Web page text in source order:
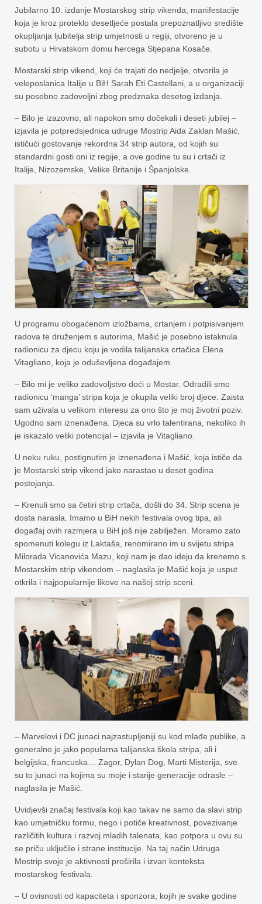
Jubilarno 10. izdanje Mostarskog strip vikenda, manifestacije
koja je kroz proteklo desetljeće postala prepoznatljivo središte
okupljanja ljubitelja strip umjetnosti u regiji, otvoreno je u
subotu u Hrvatskom domu hercega Stjepana Kosače.
Mostarski strip vikend, koji će trajati do nedjelje, otvorila je
veleposlanica Italije u BiH Sarah Eti Castellani, a u organizaciji
su posebno zadovoljni zbog predznaka desetog izdanja.
– Bilo je izazovno, ali napokon smo dočekali i deseti jubilej –
izjavila je potpredsjednica udruge Mostrip Aida Zaklan Mašić,
ističući gostovanje rekordna 34 strip autora, od kojih su
standardni gosti oni iz regije, a ove godine tu su i crtači iz
Italije, Nizozemske, Velike Britanije i Španjolske.
U programu obogaćenom izložbama, crtanjem i potpisivanjem
radova te druženjem s autorima, Mašić je posebno istaknula
radionicu za djecu koju je vodila talijanska crtačica Elena
Vitagliano, koja je oduševljena događajem.
– Bilo mi je veliko zadovoljstvo doći u Mostar. Odradili smo
radionicu ‘manga’ stripa koja je okupila veliki broj djece. Zaista
sam uživala u velikom interesu za ono što je moj životni poziv.
Ugodno sam iznenađena. Djeca su vrlo talentirana, nekoliko ih
je iskazalo veliki potencijal – izjavila je Vitagliano.
U neku ruku, postignutim je iznenađena i Mašić, koja ističe da
je Mostarski strip vikend jako narastao u deset godina
postojanja.
– Krenuli smo sa četiri strip crtača, došli do 34. Strip scena je
dosta narasla. Imamo u BiH nekih festivala ovog tipa, ali
događaj ovih razmjera u BiH još nije zabilježen. Moramo zato
spomenuti kolegu iz Laktaša, renomirano im u svijetu stripa
Milorada Vicanovića Mazu, koji nam je dao ideju da krenemo s
Mostarskim strip vikendom – naglasila je Mašić koja je usput
otkrila i najpopularnije likove na našoj strip sceni.
– Marvelovi i DC junaci najzastupljeniji su kod mlađe publike, a
generalno je jako popularna talijanska škola stripa, ali i
belgijska, francuska… Zagor, Dylan Dog, Marti Misterija, sve
su to junaci na kojima su moje i starije generacije odrasle –
naglasila je Mašić.
Uvidjevši značaj festivala koji kao takav ne samo da slavi strip
kao umjetničku formu, nego i potiče kreativnost, povezivanje
različitih kultura i razvoj mladih talenata, kao potpora u ovu su
se priču uključile i strane institucije. Na taj način Udruga
Mostrip svoje je aktivnosti proširila i izvan konteksta
mostarskog festivala.
– U ovisnosti od kapaciteta i sponzora, kojih je svake godine